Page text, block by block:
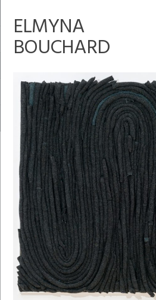
ELMYNA
BOUCHARD